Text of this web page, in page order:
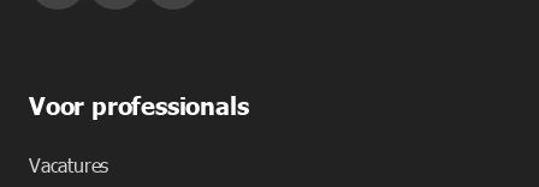
Voor professionals
Vacatures